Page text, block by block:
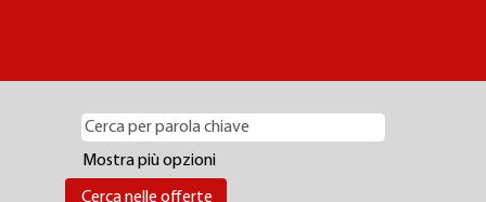
Mostra più opzioni